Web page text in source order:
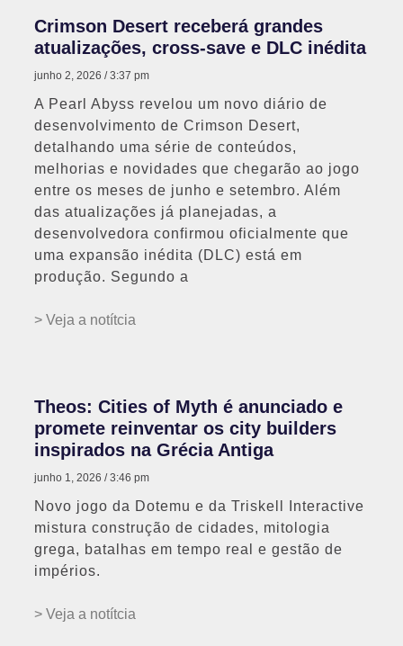
Crimson Desert receberá grandes
atualizações, cross-save e DLC inédita
junho 2, 2026 3:37 pm
A Pearl Abyss revelou um novo diário de
desenvolvimento de Crimson Desert,
detalhando uma série de conteúdos,
melhorias e novidades que chegarão ao jogo
entre os meses de junho e setembro. Além
das atualizações já planejadas, a
desenvolvedora confirmou oficialmente que
uma expansão inédita (DLC) está em
produção. Segundo a
> Veja a notítcia
Theos: Cities of Myth é anunciado e
promete reinventar os city builders
inspirados na Grécia Antiga
junho 1, 2026 3:46 pm
Novo jogo da Dotemu e da Triskell Interactive
mistura construção de cidades, mitologia
grega, batalhas em tempo real e gestão de
impérios.
> Veja a notítcia